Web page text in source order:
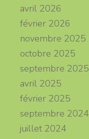
avril 2026
février 2026
novembre 2025
octobre 2025
septembre 2025
avril 2025
février 2025
septembre 2024
juillet 2024